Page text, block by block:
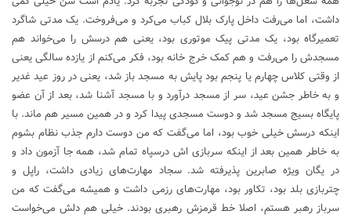
داشت، اما می‌رفت داخل پارک بلال کباب می‌کرد و می‌فروخت. یک مدتی شاگرد
تعمیرگاه بود، یک مدتی پیک موتوری بود، یعنی هم درسش را می‌خواند هم
مسجدش را می‌رفت و هم کمک خرج خانه بود، فکر می‌کنم از یازده سالگی یعنی
از وقتی کلاس چهارم یا پنجم بود پایش به مسجد باز شد، یعنی در روز عید غدیر
و به خاطر جشن عید، سر از مسجد درآورد و با مسجد آشنا شد، بعد از آن عضو
پایگاه بسیج مسجد شد و دوست مسجدی پیدا کرد و در همین مسیر هم ماند. با
اینکه درسش خیلی خوب بود، اما می‌گفت که من دوست دارم جذب نظام بشوم
به خاطر همین بعد از اینکه سربازی اش درسپاه تمام شد، همه جا آزمون داد و
در یگان ویژه صابرین پذیرفته شد. سجاد مهارت‌های زیادی داشت، راپل و
چتربازی بلد بود، تکاور بود، مهارت‌های رزمی داشت و همیشه می‌گفت که من
سرباز رهبر هستم، اصلا خط قرمزش رهبری بودند. خیلی هم دلش می‌خواست